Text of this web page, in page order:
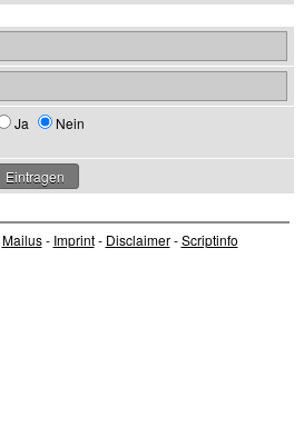
Ja Nein
Mailus- Imprint- Disclaimer-Scriptinfo